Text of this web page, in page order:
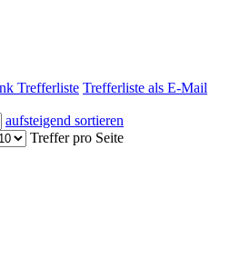
Trefferliste Trefferliste als E-Mail
aufsteigend sortieren
Treffer pro Seite